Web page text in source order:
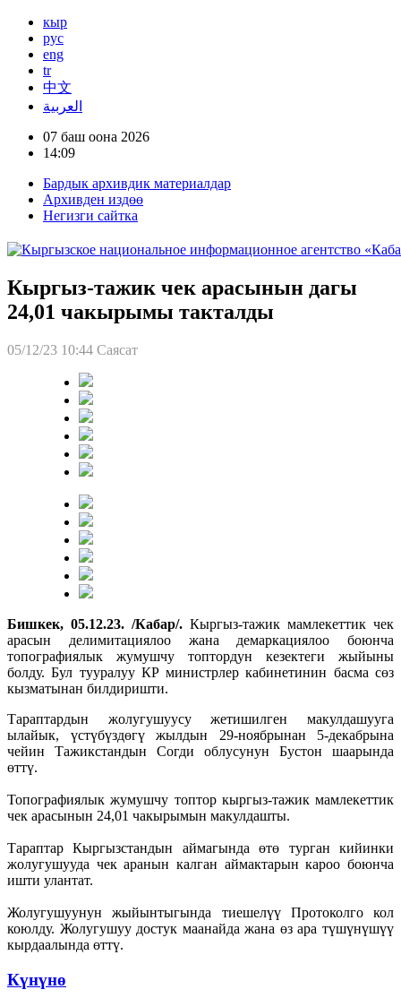
кыр
рус
eng
tr
中文
العربية
07 баш оона 2026
14:09
Бардык архивдик материалдар
Архивден издөө
Негизги сайтка
Кыргыз-тажик чек арасынын дагы
24,01 чакырымы такталды
05/12/23 10:44 Саясат
Бишкек, 05.12.23. /Кабар/. Кыргыз-тажик мамлекеттик чек
арасын делимитациялоо жана демаркациялоо боюнча
топографиялык жумушчу топтордун кезектеги жыйыны
болду. Бул тууралуу КР министрлер кабинетинин басма сөз
кызматынан билдиришти.
Тараптардын жолугушуусу жетишилген макулдашууга
ылайык, үстүбүздөгү жылдын 29-ноябрынан 5-декабрына
чейин Тажикстандын Согди облусунун Бустон шаарында
өттү.
Топографиялык жумушчу топтор кыргыз-тажик мамлекеттик
чек арасынын 24,01 чакырымын макулдашты.
Тараптар Кыргызстандын аймагында өтө турган кийинки
жолугушууда чек аранын калган аймактарын кароо боюнча
ишти улантат.
Жолугушуунун жыйынтыгында тиешелүү Протоколго кол
коюлду. Жолугушуу достук маанайда жана өз ара түшүнүшүү
кырдаалында өттү.
Күнүнө